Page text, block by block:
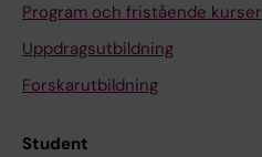
Program och fristående kurser
Uppdragsutbildning
Forskarutbildning
Student